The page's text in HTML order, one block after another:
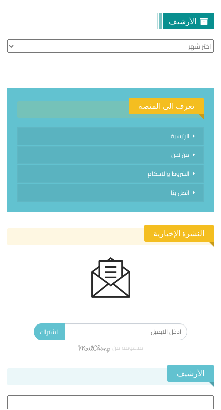
الأرشيف
الأرشيف
تعرف الى المنصة
الرئيسية
من نحن
الشروط والاحكام
اتصل بنا
النشرة الإخبارية
اشتراك
مدعومة من
الأرشيف